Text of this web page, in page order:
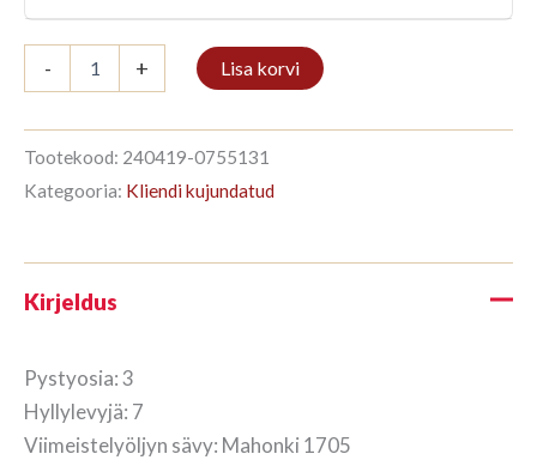
-
3/7
Mahonki
kogus
+ Lisa korvi
Tootekood: 240419-0755131
Kategooria: Kliendi kujundatud
Kirjeldus
Pystyosia: 3
Hyllylevyjä: 7
Viimeistelyöljyn sävy: Mahonki 1705